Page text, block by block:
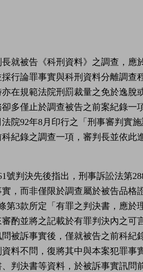
就被告《科刑資料》之調查，應
行論罪事實與科刑資料分離調查
在規範法院刑罰裁量之免於逸脫
多僅止於調查被告之前案紀錄一
院92年8月印行之「刑事審判實
紀錄之調查一項，審判長並依此
號判決先後指出，刑事訴訟法第
，而非僅限於調查屬於被告品格
第3款所定「有罪之判決書，應於
酌並將之記載於有罪判決內之可
被訴事實後，僅就被告之前科紀
料不問，復將其中與本案犯罪事
判決書等資料，於被訴事實訊問